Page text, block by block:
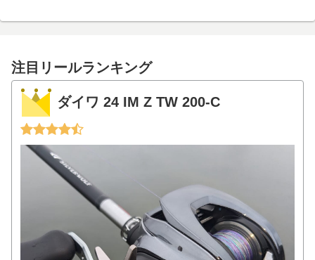
注目リールランキング
ダイワ 24 IM Z TW 200-C